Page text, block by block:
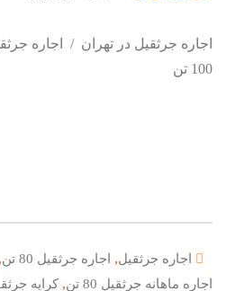
اجاره جرثقیل در تهران / اجاره
100 تن
اجاره جرثقیل, اجاره جرثقیل 80 تن ,
اجاره ماهانه جرثقیل 80 تن , کرایه